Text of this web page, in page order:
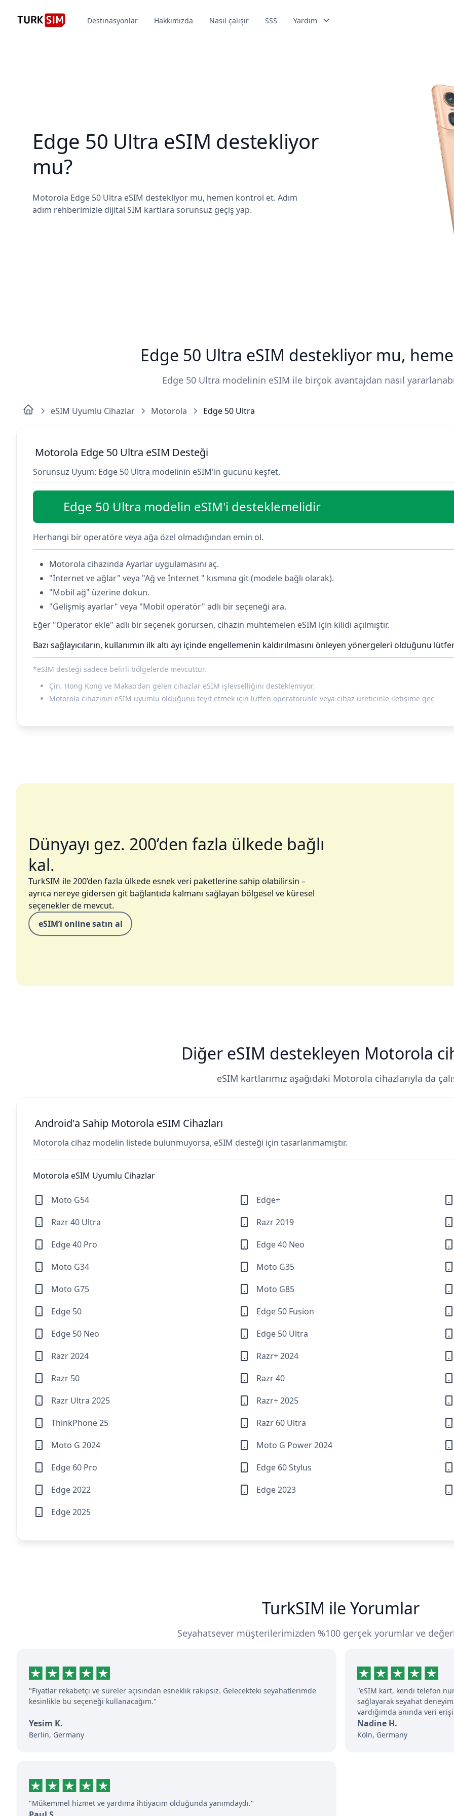
Destinasyonlar Hakkımızda Nasıl çalışır SSS Yardım
Edge 50 Ultra eSIM destekliyor
mu?
Motorola Edge 50 Ultra eSIM destekliyor mu, hemen kontrol et. Adım
adım rehberimizle dijital SIM kartlara sorunsuz geçiş yap.
Edge 50 Ultra eSIM destekliyor mu,
Edge 50 Ultra modelinin eSIM ile birçok avantajdan nasıl
eSIM Uyumlu Cihazlar Motorola Edge 50 Ultra
Motorola Edge 50 Ultra eSIM Desteği
Sorunsuz Uyum: Edge 50 Ultra modelinin eSIM'in gücünü keşfet.
Edge 50 Ultra modelin eSIM'i desteklemelidir
Herhangi bir operatöre veya ağa özel olmadığından emin ol.
Motorola cihazında Ayarlar uygulamasını aç.
"İnternet ve ağlar" veya "Ağ ve İnternet " kısmına git (modele bağlı olarak).
"Mobil ağ" üzerine dokun.
"Gelişmiş ayarlar" veya "Mobil operatör" adlı bir seçeneği ara.
Eğer "Operatör ekle" adlı bir seçenek görürsen, cihazın muhtemelen eSIM için kilidi açılmıştır.
Bazı sağlayıcıların, kullanımın ilk altı ayı içinde engellemenin kaldırılmasını önleyen yönergeleri olduğunu
*eSIM desteği sadece belirli bölgelerde mevcuttur.
Çin, Hong Kong ve Makao'dan gelen cihazlar eSIM işlevselliğini desteklemiyor.
Motorola cihazının eSIM uyumlu olduğunu teyit etmek için lütfen operatörünle veya cihaz üreticinle iletişime geç
Dünyayı gez. 200’den fazla ülkede bağlı
kal.
TurkSIM ile 200’den fazla ülkede esnek veri paketlerine sahip olabilirsin –
ayrıca nereye gidersen git bağlantıda kalmanı sağlayan bölgesel ve küresel
seçenekler de mevcut.
eSIM’i online satın al
Diğer eSIM destekleyen Motorola
eSIM kartlarımız aşağıdaki Motorola cihazlarıyla da
Android'a Sahip Motorola eSIM Cihazları
Motorola cihaz modelin listede bulunmuyorsa, eSIM desteği için tasarlanmamıştır.
Motorola eSIM Uyumlu Cihazlar
Moto G54 Edge+
Razr 40 Ultra
Razr 2019
Edge 40 Pro
Edge 40 Neo
Moto G34
Moto G35
Moto G75
Moto G85
Edge 50
Edge 50 Fusion
Edge 50 Neo
Edge 50 Ultra
Razr 2024
Razr+ 2024
Razr 50
Razr 40
Razr Ultra 2025
Razr+ 2025
ThinkPhone 25
Razr 60 Ultra
Moto G 2024
Moto G Power 2024
Edge 60 Pro
Edge 60 Stylus
Edge 2022
Edge 2023
Edge 2025
TurkSIM ile Yorumlar
Seyahatsever müşterilerimizden %100 gerçek yorumlar ve
"Fiyatlar rekabetçi ve süreler açısından esneklik rakipsiz. Gelecekteki seyahatlerimde
kesinlikle bu seçeneği kullanacağım."
Yesim K.
Berlin, Germany
"eSIM kart, kendi telefon
sağlayarak seyahat
vardığımda anında veri
Nadine H.
Köln, Germany
"Mükemmel hizmet ve yardıma ihtiyacım olduğunda yanımdaydı."